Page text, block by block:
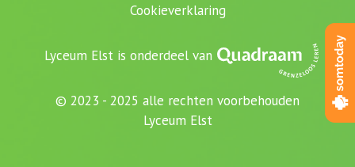
Cookieverklaring
Lyceum Elst is onderdeel van
© 2023 - 2025 alle rechten voorbehouden
Lyceum Elst